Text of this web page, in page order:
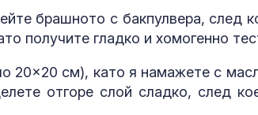
брашното с бакпулвера, след
получите гладко и хомогенно
20×20 см), като я намажете с
отгоре слой сладко, след